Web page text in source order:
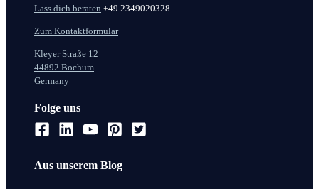
Lass dich beraten +49 2349020328
Zum Kontaktformular
Kleyer Straße 12
44892 Bochum
Germany
Folge uns
Aus unserem Blog